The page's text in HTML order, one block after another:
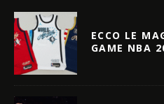
ECCO LE
GAME NBA